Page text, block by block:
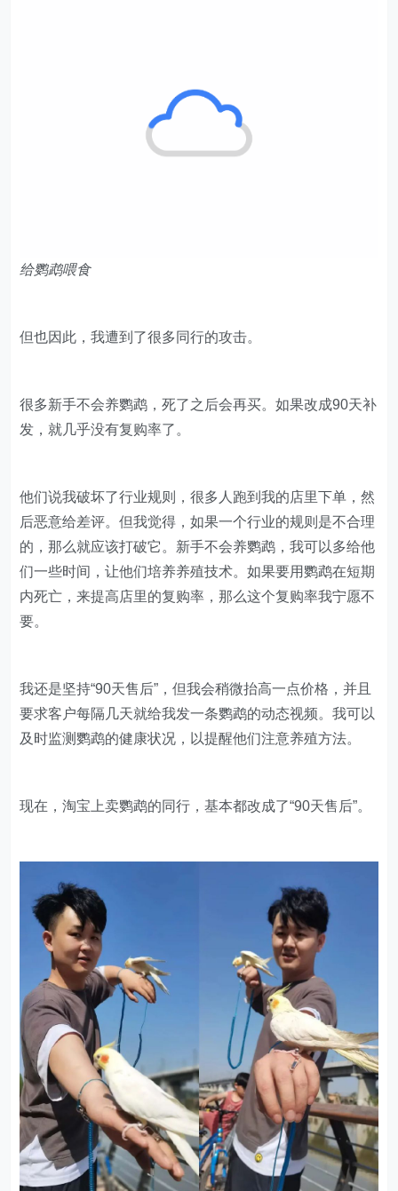
我直接把免费补发的时间范围，从3天改到了90天。改完
文案的当天，我店里的流量就爆发了。原本一单都卖不出
去，那天直接卖了30单，我开始盈利了。
给鹦鹉喂食
但也因此，我遭到了很多同行的攻击。
发，就几乎没有复购率了。
他们说我破坏了行业规则，很多人跑到我的店里下单，然
的，那么就应该打破它。新手不会养鹦鹉，我可以多给他
我还是坚持“90天售后”，但我会稍微抬高一点价格，并且
要求客户每隔几天就给我发一条鹦鹉的动态视频。我可以
及时监测鹦鹉的健康状况，以提醒他们注意养殖方法。
现在，淘宝上卖鹦鹉的同行，基本都改成了“90天售后”。